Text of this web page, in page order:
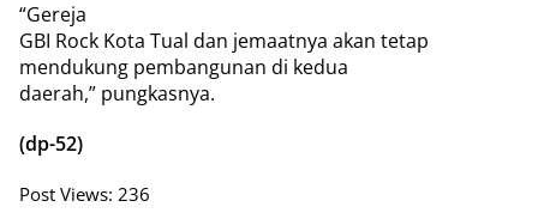
“Gereja
GBI Rock Kota Tual dan jemaatnya akan tetap
mendukung pembangunan di kedua
daerah,” pungkasnya.
(dp-52)
Post Views: 236